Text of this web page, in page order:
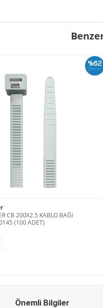
%62
İskonto
CB 200X2.5 KABLO BAĞI
(100 ADET)
Önemli Bilgiler